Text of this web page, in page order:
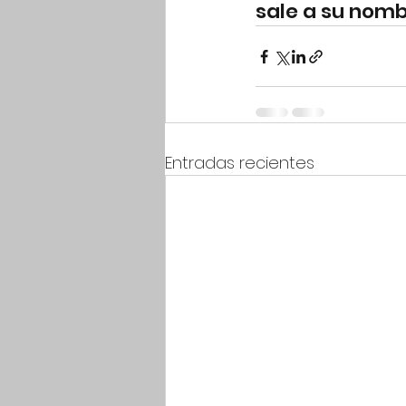
sale a su
Entradas recientes